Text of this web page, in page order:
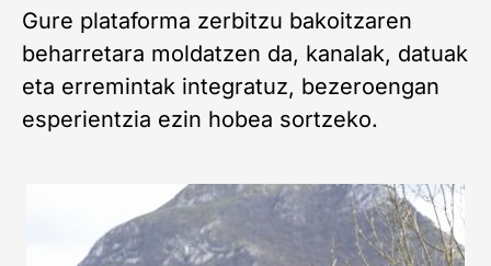
Gure plataforma zerbitzu bakoitzaren
beharretara moldatzen da, kanalak, datuak
eta erremintak integratuz, bezeroengan
esperientzia ezin hobea sortzeko.